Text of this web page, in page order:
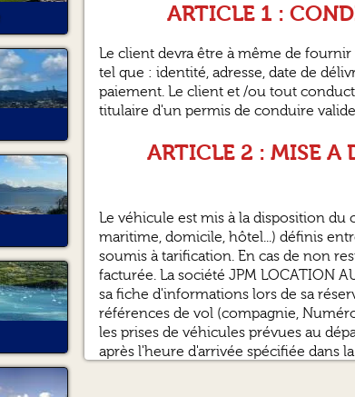
ARTICLE 1 :
Le client devra être à même de
tel que : identité, adresse, date de
paiement. Le client et /ou tout
titulaire d'un permis de conduire
ARTICLE 2 : MISE A
Le véhicule est mis à la disposition du
maritime, domicile, hôtel...) définis
soumis à tarification. En cas de non
facturée. La société JPM LOCATION
sa fiche d'informations lors de sa
références de vol (compagnie,
les prises de véhicules prévues au
après l'heure d'arrivée spécifiée dans